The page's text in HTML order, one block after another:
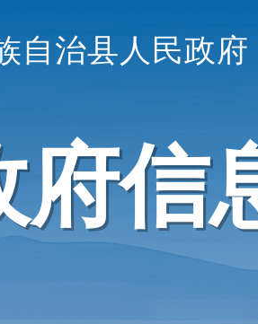
自治县人民政府
府信